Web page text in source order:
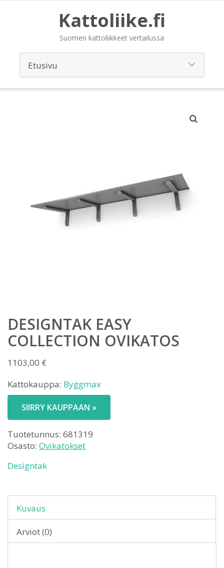
Kattoliike.fi
Suomen kattoliikkeet vertailussa
DESIGNTAK EASY
COLLECTION OVIKATOS
1103,00 €
Kattokauppa: Byggmax
SIIRRY KAUPPAAN »
Tuotetunnus: 681319
Osasto: Ovikatokset
Designtak
Kuvaus
Arviot (0)